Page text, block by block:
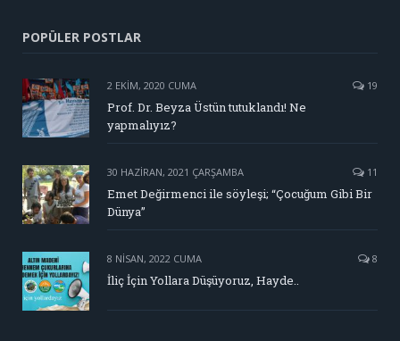
POPÜLER POSTLAR
2 EKIM, 2020 CUMA 19
Prof. Dr. Beyza Üstün tutuklandı! Ne
yapmalıyız?
30 HAZIRAN, 2021 ÇARŞAMBA 11
Emet Değirmenci ile söyleşi; “Çocuğum Gibi Bir
Dünya”
8 NISAN, 2022 CUMA 8
İliç İçin Yollara Düşüyoruz, Hayde..